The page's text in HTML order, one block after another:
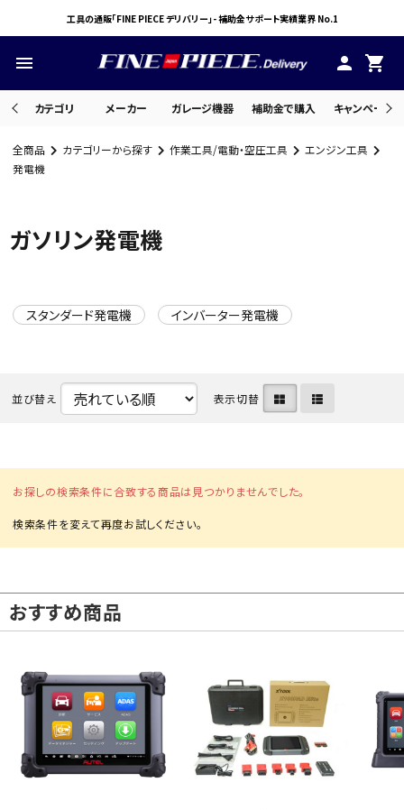
工具の通販「FINE PIECE デリバリー」- 補助金サポート実績業界 No.1
menu person shopping_cart
カテゴリ メーカー ガレージ機器 補助金で購入 キャンペーン
ACCOUNT MENU
meeting_room ログイン person 会員登録
メーカーから選ぶ
補助金で購入
全商品 カテゴリーから探す 作業工具/電動・空圧工具
エンジン工具
発電機
ガソリン発電機
スタンダード発電機 インバーター発電機
並び替え 表示切替
お探しの検索条件に合致する商品は見つかりませんでした。
おすすめ商品